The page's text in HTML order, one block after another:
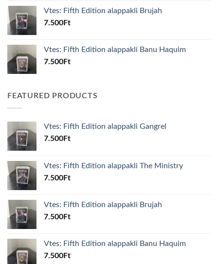
Vtes: Fifth Edition alappakli Brujah
7.500Ft
Vtes: Fifth Edition alappakli Banu Haquim
7.500Ft
FEATURED PRODUCTS
Vtes: Fifth Edition alappakli Gangrel
7.500Ft
Vtes: Fifth Edition alappakli The Ministry
7.500Ft
Vtes: Fifth Edition alappakli Brujah
7.500Ft
Vtes: Fifth Edition alappakli Banu Haquim
7.500Ft